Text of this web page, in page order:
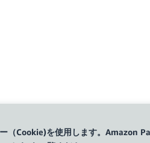
Cookie)を使用します。Amazon